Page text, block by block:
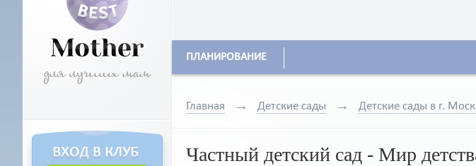
ПЛАНИРОВАНИЕ
Главная Детские сады Детские сады в г.
Частный детский сад - Мир